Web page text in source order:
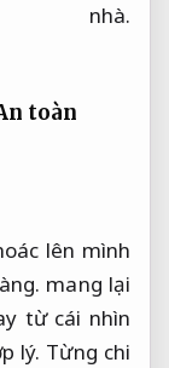
toàn
lên mình
mang lại
từ cái nhìn
lý. Từng chi